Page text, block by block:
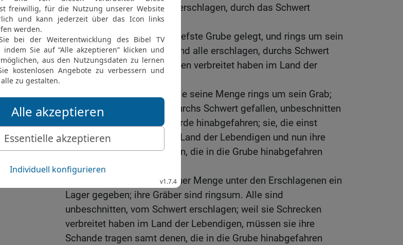
seine Gräber, sie alle sind erschlagen, durch das Schwert
gefallen.
Ihre Gräber sind in die tiefste Grube gelegt, und rings um sein
Grab ist seine Schar; sie sind alle erschlagen, durchs Schwert
gefallen, die zuvor Schrecken verbreitet haben im Land der
Da ist auch Elam und alle seine Menge rings um sein Grab;
sie alle sind erschlagen, durchs Schwert gefallen, unbeschnitten
in die untersten Örter der Erde hinabgefahren; sie, die einst
Schrecken verbreiteten im Land der Lebendigen und nun ihre
Schande tragen samt denen, die in die Grube hinabgefahren
sind.
Man hat ihm mit all seiner Menge unter den Erschlagenen ein
Lager gegeben; ihre Gräber sind ringsum. Alle sind
unbeschnitten, vom Schwert erschlagen; weil sie Schrecken
verbreitet haben im Land der Lebendigen, müssen sie ihre
Schande tragen samt denen, die in die Grube hinabgefahren